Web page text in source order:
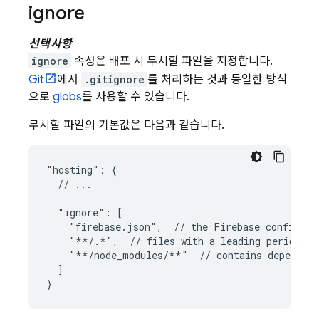
ignore
선택사항
ignore 속성은 배포 시 무시할 파일을 지정합니다.
Git
에서 .gitignore 를 처리하는 것과 동일한 방식
으로 globs를 사용할 수 있습니다.
무시할 파일의 기본값은 다음과 같습니다.
"hosting": {
  // ...
  "ignore": [
"firebase.json",  // the Firebase
"**/.*",  // files with a leading period
"**/node_modules/**"  // contains
  ]